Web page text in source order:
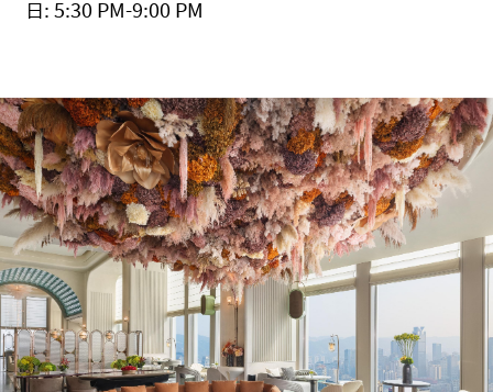
日: 5:30 PM-9:00 PM